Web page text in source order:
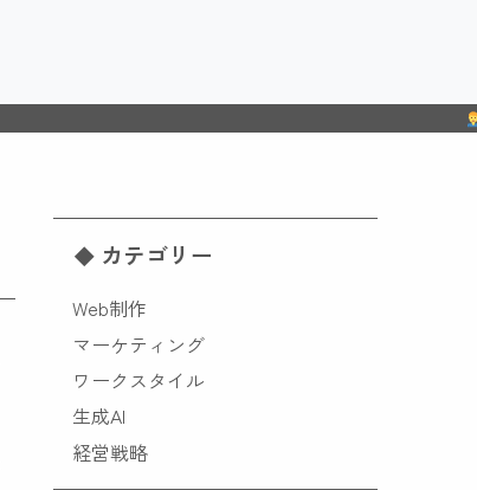
カテゴリー
Web制作
マーケティング
ワークスタイル
生成AI
経営戦略